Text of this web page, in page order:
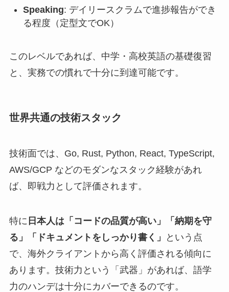
Speaking: デイリースクラムで進捗報告ができ
る程度（定型文でOK）
このレベルであれば、中学・高校英語の基礎復習
と、実務での慣れで十分に到達可能です。
世界共通の技術スタック
技術面では、Go, Rust, Python, React, TypeScript,
AWS/GCP などのモダンなスタック経験があれ
ば、即戦力として評価されます。
特に 日本人は「コードの品質が高い」「納期を守
る」「ドキュメントをしっかり書く」
という点
で、海外クライアントから高く評価される傾向に
あります。技術力という「武器」があれば、語学
力のハンデは十分にカバーできるのです。